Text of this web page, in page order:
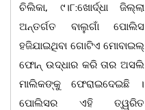
ଚିଲିକା, ୯।୮:ଖୋର୍ଦ୍ଧା ଜିଲ୍ଲା
ଅନ୍ତର୍ଗତ ବାଲୁଗାଁ ପୋଲିସ
ହଜିଯାଇଥିବା ଗୋଟିଏ ମୋବାଇଲ୍
ଫୋନ୍ ଉଦ୍ଧାର କରି ତାର ଅସଲି
ମାଲିକଙ୍କୁ ଫେରାଇଦେଇଛି ।
ପୋଲିସର ଏହି ତ୍ୱରିତ